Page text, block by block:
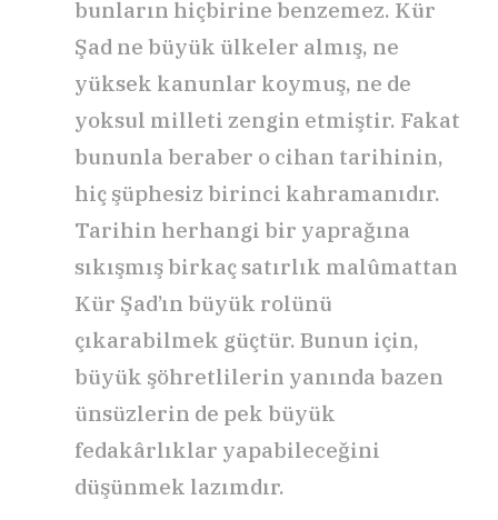
bunların hiçbirine benzemez. Kür
Şad ne büyük ülkeler almış, ne
yüksek kanunlar koymuş, ne de
yoksul milleti zengin etmiştir. Fakat
bununla beraber o cihan tarihinin,
hiç şüphesiz birinci kahramanıdır.
Tarihin herhangi bir yaprağına
sıkışmış birkaç satırlık malûmattan
Kür Şad’ın büyük rolünü
çıkarabilmek güçtür. Bunun için,
büyük şöhretlilerin yanında bazen
ünsüzlerin de pek büyük
fedakârlıklar yapabileceğini
düşünmek lazımdır.